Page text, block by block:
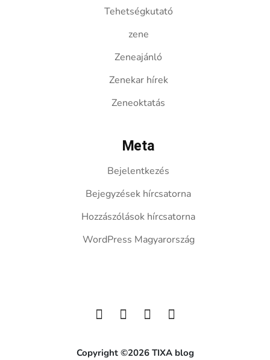
Tehetségkutató
zene
Zeneajánló
Zenekar hírek
Zeneoktatás
Meta
Bejelentkezés
Bejegyzések hírcsatorna
Hozzászólások hírcsatorna
WordPress Magyarország
Copyright ©2026 TIXA blog